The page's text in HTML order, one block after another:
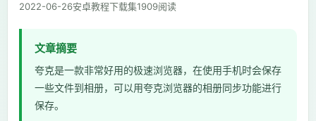
2022-06-26安卓教程下载集1909阅读
文章摘要
夸克是一款非常好用的极速浏览器，在使用手机时会保存
一些文件到相册，可以用夸克浏览器的相册同步功能进行
保存。